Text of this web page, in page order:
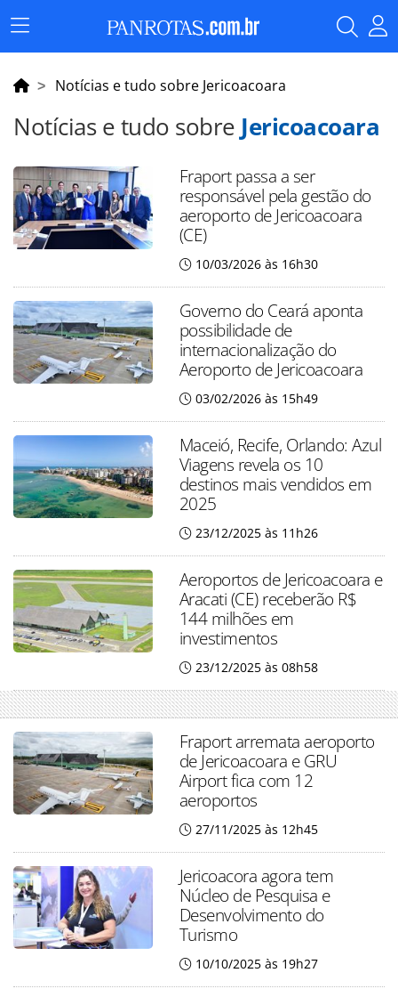
Menu
Principal
Notícias e tudo sobre Jericoacoara
Notícias e tudo sobre Jericoacoara
Fraport passa a ser
responsável pela gestão do
aeroporto de Jericoacoara
(CE)
10/03/2026 às 16h30
Governo do Ceará aponta
possibilidade de
internacionalização do
Aeroporto de Jericoacoara
03/02/2026 às 15h49
Maceió, Recife, Orlando: Azul
Viagens revela os 10
destinos mais vendidos em
2025
23/12/2025 às 11h26
Aeroportos de Jericoacoara e
Aracati (CE) receberão R$
144 milhões em
investimentos
23/12/2025 às 08h58
Fraport arremata aeroporto
de Jericoacoara e GRU
Airport fica com 12
aeroportos
27/11/2025 às 12h45
Jericoacora agora tem
Núcleo de Pesquisa e
Desenvolvimento do
Turismo
10/10/2025 às 19h27